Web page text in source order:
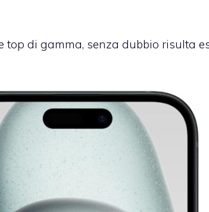
di gamma, senza dubbio risulta